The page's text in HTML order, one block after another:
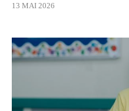
13 MAI 2026